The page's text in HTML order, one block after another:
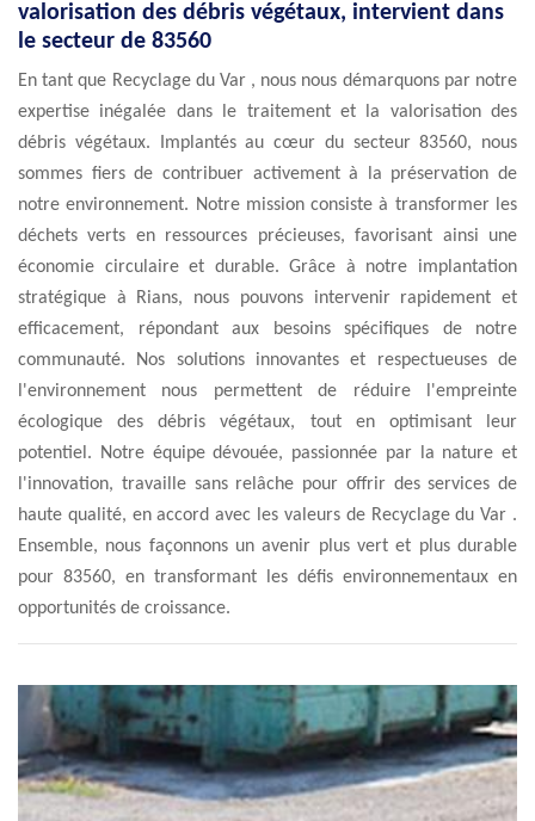
valorisation des débris végétaux, intervient dans
le secteur de 83560
En tant que Recyclage du Var , nous nous démarquons par notre
expertise inégalée dans le traitement et la valorisation des
débris végétaux. Implantés au cœur du secteur 83560, nous
sommes fiers de contribuer activement à la préservation de
notre environnement. Notre mission consiste à transformer les
déchets verts en ressources précieuses, favorisant ainsi une
économie circulaire et durable. Grâce à notre implantation
stratégique à Rians, nous pouvons intervenir rapidement et
efficacement, répondant aux besoins spécifiques de notre
communauté. Nos solutions innovantes et respectueuses de
l'environnement nous permettent de réduire l'empreinte
écologique des débris végétaux, tout en optimisant leur
potentiel. Notre équipe dévouée, passionnée par la nature et
l'innovation, travaille sans relâche pour offrir des services de
haute qualité, en accord avec les valeurs de Recyclage du Var .
Ensemble, nous façonnons un avenir plus vert et plus durable
pour 83560, en transformant les défis environnementaux en
opportunités de croissance.